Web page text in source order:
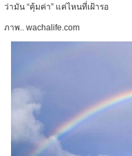
ว่ามัน “คุ้มค่า” แค่ไหนที่เฝ้ารอ
ภาพ.. wachalife.com